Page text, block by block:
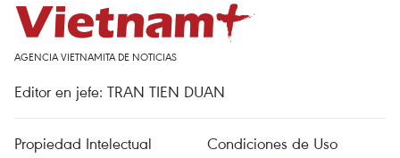
AGENCIA VIETNAMITA DE NOTICIAS
Editor en jefe: TRAN TIEN DUAN
Propiedad Intelectual Condiciones de Uso